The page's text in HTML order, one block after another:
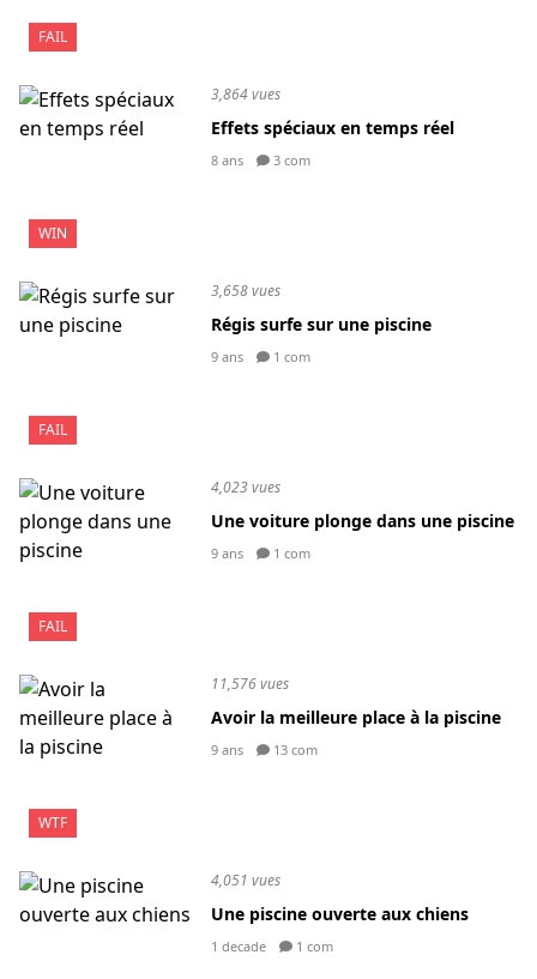
FAIL
WIN
3,864 vues
Effets spéciaux en temps réel
8 ans 3 com
FAIL
3,658 vues
Régis surfe sur une piscine
9 ans 1 com
FAIL
4,023 vues
Une voiture plonge dans une piscine
9 ans 1 com
WTF
11,576 vues
Avoir la meilleure place à la piscine
9 ans 13 com
4,051 vues
Une piscine ouverte aux chiens
1 decade 1 com